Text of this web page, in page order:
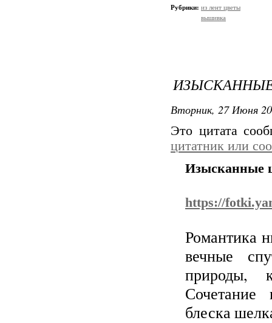
Рубрики: из лент цветы
вышивка
Вторник, 27 Июня
Это цитата
цитатник или
Изысканные
https://
Романтика
вечные
природы,
блеска